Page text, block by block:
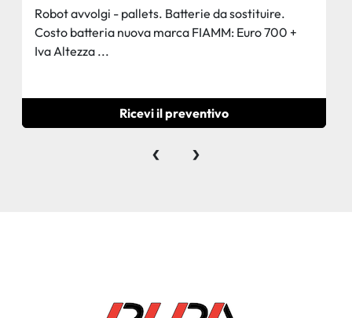
Robot avvolgi - pallets. Batterie da sostituire.
Costo batteria nuova marca FIAMM: Euro 700 +
Iva Altezza ...
Ricevi il preventivo
‹ ›